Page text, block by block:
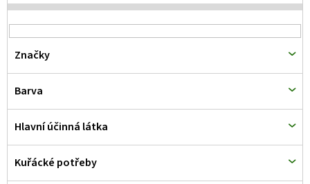
Značky
Barva
Hlavní účinná látka
Kuřácké potřeby
p
r
o
d
u
k
t
ů